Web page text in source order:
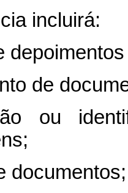
incluirá:
de
ou
documentos;